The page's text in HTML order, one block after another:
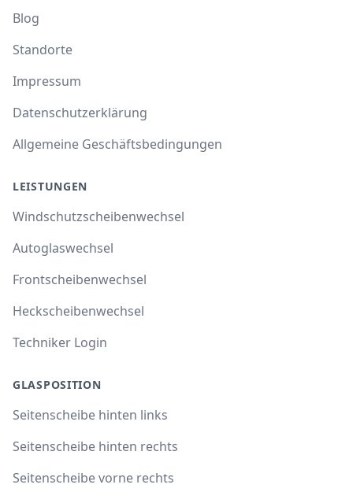
Blog
Standorte
Impressum
Datenschutzerklärung
Allgemeine Geschäftsbedingungen
LEISTUNGEN
Windschutzscheibenwechsel
Autoglaswechsel
Frontscheibenwechsel
Heckscheibenwechsel
Techniker Login
GLASPOSITION
Seitenscheibe hinten links
Seitenscheibe hinten rechts
Seitenscheibe vorne rechts